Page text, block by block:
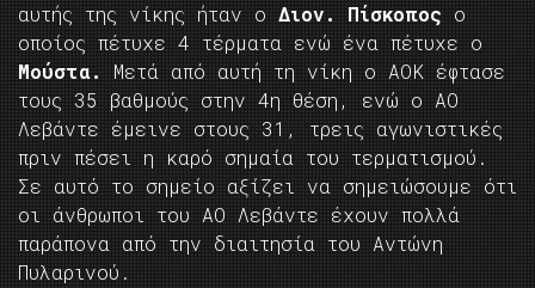
αυτής της νίκης ήταν ο Διον. Πίσκοπος ο
οποίος πέτυχε 4 τέρματα ενώ ένα πέτυχε ο
Μούστα.
Μετά από αυτή τη νίκη ο ΑΟΚ έφτασε
τους 35 βαθμούς στην 4η θέση, ενώ ο ΑΟ
Λεβάντε έμεινε στους 31, τρεις αγωνιστικές
πριν πέσει η καρό σημαία του τερματισμού.
Σε αυτό το σημείο αξίζει να σημειώσουμε ότι
οι άνθρωποι του ΑΟ Λεβάντε έχουν πολλά
παράπονα από την διαιτησία του Αντώνη
Πυλαρινού.